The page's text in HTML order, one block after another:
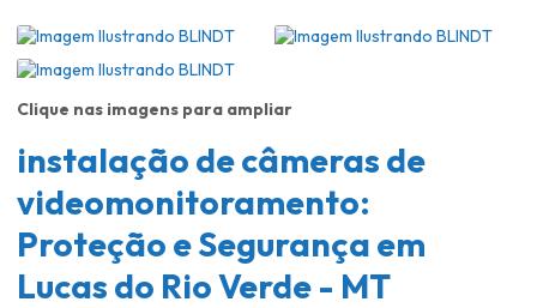
Clique nas imagens para ampliar
instalação de câmeras de
videomonitoramento:
Proteção e Segurança em
Lucas do Rio Verde - MT